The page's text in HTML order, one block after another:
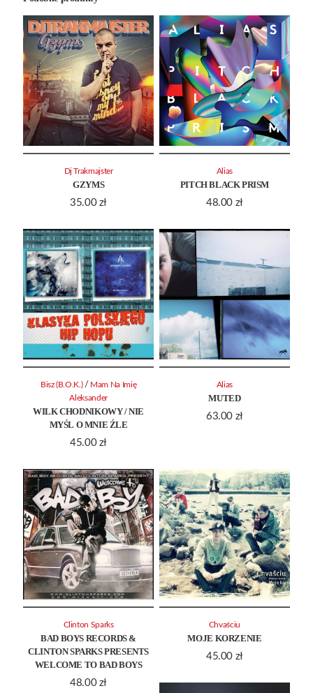
GZYMS
35.00 zł
Dj Trakmajster
PITCH BLACK PRISM
48.00 zł
Alias
WILK CHODNIKOWY / NIE
MYŚL O MNIE ŹLE
45.00 zł
Bisz (B.O.K.) / Mam Na Imię
Aleksander
MUTED
63.00 zł
Alias
BAD BOYS RECORDS &
CLINTON SPARKS PRESENTS
WELCOME TO BAD BOYS
48.00 zł
Clinton Sparks
MOJE KORZENIE
45.00 zł
Chvaściu